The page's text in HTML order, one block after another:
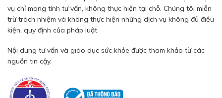
vụ chỉ mang tính tư vấn, không thực hiện tại chỗ. Chúng tôi miễn
trừ trách nhiệm và không thực hiện những dịch vụ không đủ điều
kiện, quy định của pháp luật.
Nội dung tư vấn và giáo dục sức khỏe được tham khảo từ các
nguồn tin cậy.